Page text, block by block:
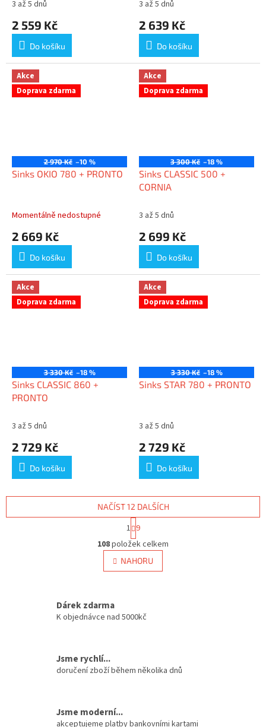
3 až 5 dnů
2 559 Kč
Do košíku
3 až 5 dnů
2 639 Kč
Do košíku
Akce
Doprava zdarma
2 970 Kč –10 %
Sinks OKIO 780 + PRONTO
Momentálně nedostupné
2 669 Kč
Do košíku
Akce
Doprava zdarma
3 300 Kč –18 %
Sinks CLASSIC 500 +
CORNIA
3 až 5 dnů
2 699 Kč
Do košíku
Akce
Doprava zdarma
3 330 Kč –18 %
Sinks CLASSIC 860 +
PRONTO
3 až 5 dnů
2 729 Kč
Do košíku
Akce
Doprava zdarma
3 330 Kč –18 %
Sinks STAR 780 + PRONTO
3 až 5 dnů
2 729 Kč
Do košíku
O
v
l
á
í
y
i
NAČÍST 12 DALŠÍCH
t
r
á
n
k
n
í
1 9
108položek celkem
NAHORU
Dárek zdarma
K objednávce nad 5000kč
Jsme rychlí...
doručení zboží během několika dnů
Jsme moderní...
akceptujeme platby bankovními kartami